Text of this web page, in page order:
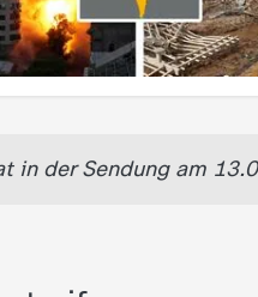
in der Sendung am